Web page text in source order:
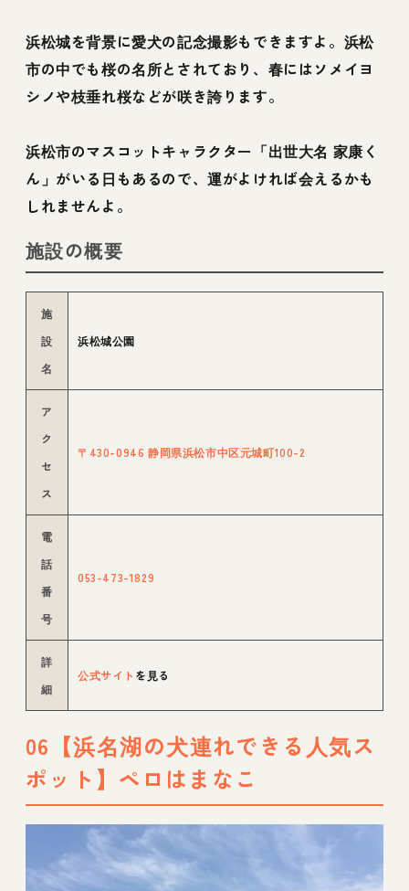
浜松城を背景に愛犬の記念撮影もできますよ。浜松
市の中でも桜の名所とされており、春にはソメイヨ
シノや枝垂れ桜などが咲き誇ります。
浜松市のマスコットキャラクター「出世大名 家康く
ん」がいる日もあるので、運がよければ会えるかも
しれませんよ。
施設の概要
施
設
名
浜松城公園
ア
ク
セ
ス
〒430-0946 静岡県浜松市中区元城町100-2
電
話
番
号
053-473-1829
詳
細
公式サイト を見る
06【浜名湖の犬連れできる人気ス
ポット】ペロはまなこ